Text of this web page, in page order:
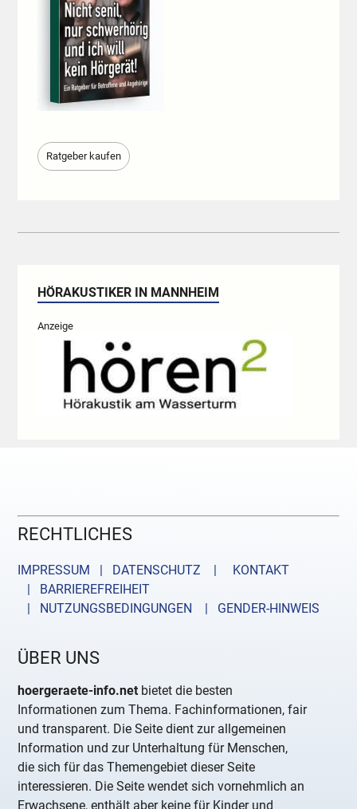
Ratgeber kaufen
HÖRAKUSTIKER IN MANNHEIM
Anzeige
RECHTLICHES
IMPRESSUM | DATENSCHUTZ |
KONTAKT
| BARRIEREFREIHEIT
| NUTZUNGSBEDINGUNGEN
| GENDER-HINWEIS
ÜBER UNS
hoergeraete-info.net bietet die besten
Informationen zum Thema. Fachinformationen, fair
und transparent. Die Seite dient zur allgemeinen
Information und zur Unterhaltung für Menschen,
die sich für das Themengebiet dieser Seite
interessieren. Die Seite wendet sich vornehmlich an
Erwachsene, enthält aber keine für Kinder und